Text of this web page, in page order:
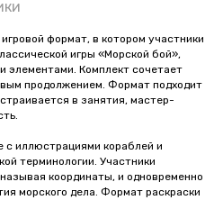
формат, в котором участники
игры «Морской бой»,
элементами. Комплект сочетает
продолжением. Формат подходит
в занятия, мастер-
с иллюстрациями кораблей и
терминологии. Участники
координаты, и одновременно
морского дела. Формат раскраски